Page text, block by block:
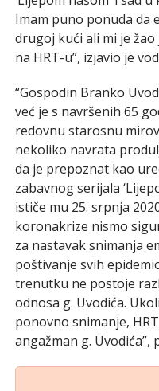
Imam puno ponuda da
drugoj kući ali mi je
na HRT-u”, izjavio je
“Gospodin Branko
već je s navršenih 65
redovnu starosnu
nekoliko navrata
da je prepoznat kao
zabavnog serijala
ističe mu 25. srpnja
koronakrize nismo
za nastavak snimanja
poštivanje svih
trenutku ne postoje
odnosa g. Uvodića.
ponovno snimanje,
angažman g. Uvodića”,